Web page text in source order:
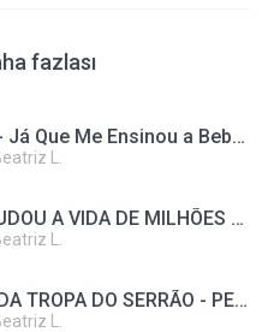
fazlası
Raí Saia Rodada - Já Que Me Ensinou a Beber [Vídeo
L.
ESSA MÚSICA MUDOU A VIDA DE MILHÕES DE PESSOAS
L.
MTG - A PEDIDO DA TROPA DO SERRÃO - PENTÃO DE ROBO
L.